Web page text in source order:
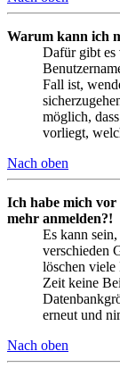
Warum kann ich
Dafür gibt es
Fall ist,
möglich,
vorliegt,
Nach oben
Ich habe mich
mehr anmelden?!
Es kann
verschieden
löschen viele
Zeit keine
erneut und
Nach oben